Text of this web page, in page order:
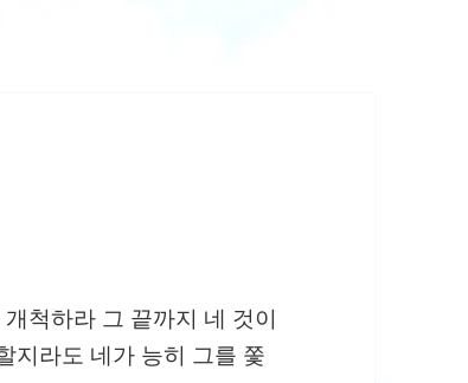
척하라 그 끝까지 네 것이
지라도 네가 능히 그를 쫓